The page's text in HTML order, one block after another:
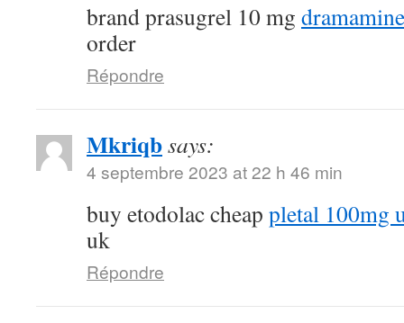
brand prasugrel 10 mg
order
Répondre
Mkriqbsays:
4 septembre 2023 at 22 h 46 min
buy etodolac cheap pletal 100mg
uk
Répondre